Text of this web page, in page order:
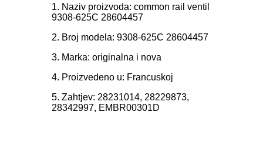
1. Naziv proizvoda: common rail ventil
9308-625C 28604457
2. Broj modela: 9308-625C 28604457
3. Marka: originalna i nova
4. Proizvedeno u: Francuskoj
5. Zahtjev: 28231014, 28229873,
28342997, EMBR00301D